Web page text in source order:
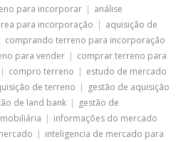
para incorporar | análise
para incorporação | aquisição de
comprando terreno para incorporação
para vender | comprar terreno para
| compro terreno | estudo de mercado
de terreno | gestão de aquisição
de land bank | gestão de
| informações do mercado
| inteligencia de mercado para